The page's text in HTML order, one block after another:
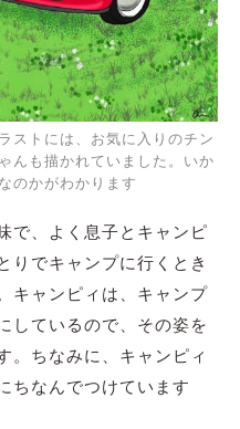
ストには、お気に入りのチン
んも描かれていました。いか
のかがわかります
で、よく息子とキャンピ
りでキャンプに行くとき
キャンピィは、キャンプ
しているので、その姿を
。ちなみに、キャンピィ
ちなんでつけています